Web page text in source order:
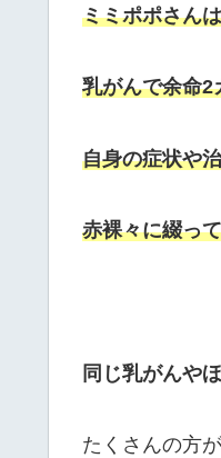
ミミポポさん
乳がんで余命2
自身の症状や
赤裸々に綴っ
同じ乳がんや
たくさんの方